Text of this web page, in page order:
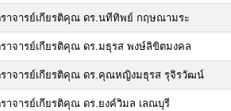
าจารย์เกียรติคุณ ดร.นทีทิพย์ กฤษณามระ
าจารย์เกียรติคุณ ดร.มธุรส พงษ์ลิขิตมงคล
าจารย์เกียรติคุณ ดร.คุณหญิงมธุรส รุจิรวัฒน์
าจารย์เกียรติคุณ ดร.ยงค์วิมล เลณบุรี